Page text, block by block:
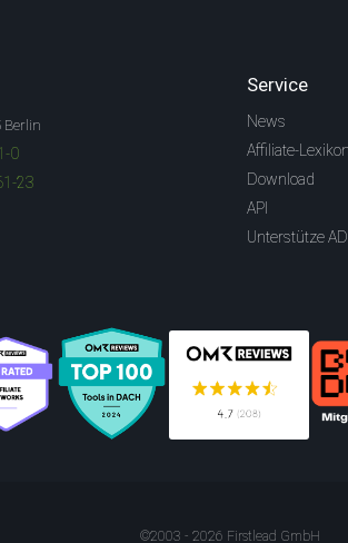
Berlin
0
23
Service
News
Affiliate-Lexikon
Download
API
Unterstütze
©2003 - 2026 Firstlead GmbH